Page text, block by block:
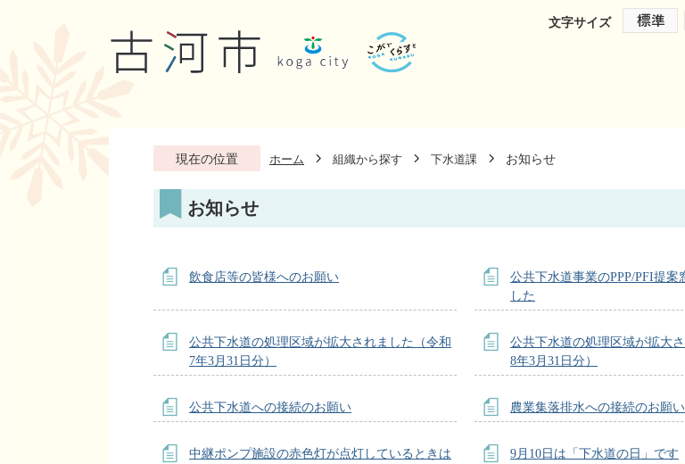
文字サイズ
現在の位置 ホーム 組織から探す 下水道課 お知らせ
お知らせ
飲食店等の皆様へのお願い
公共下水道事業のPPP/PFI提案
した
公共下水道の処理区域が拡大されました（令和
7年3月31日分）
公共下水道の処理区域が拡大
8年3月31日分）
公共下水道への接続のお願い 農業集落排水への接続のお願い
中継ポンプ施設の赤色灯が点灯しているときは
9月10日は「下水道の日」です